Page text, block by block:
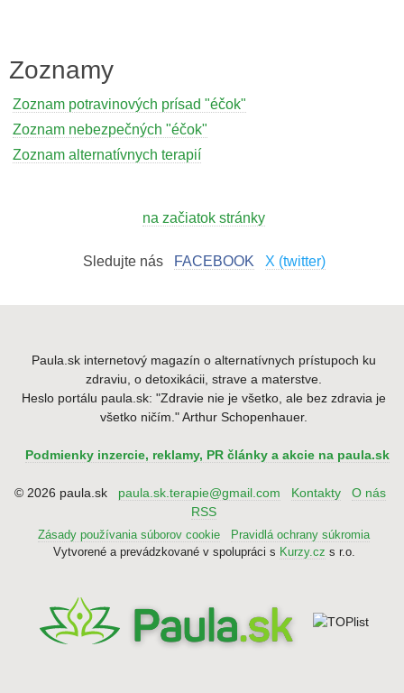
Zoznamy
Zoznam potravinových prísad "éčok"
Zoznam nebezpečných "éčok"
Zoznam alternatívnych terapií
na začiatok stránky
Sledujte nás FACEBOOK X (twitter)
Paula.sk internetový magazín o alternatívnych prístupoch ku
zdraviu, o detoxikácii, strave a materstve.
Heslo portálu paula.sk: "Zdravie nie je všetko, ale bez zdravia je
všetko ničím." Arthur Schopenhauer.
Podmienky inzercie, reklamy, PR články a akcie na paula.sk
© 2026 paula.sk paula.sk.terapie@gmail.com Kontakty
O nás
RSS
Zásady používania súborov cookie
Pravidlá ochrany súkromia
Vytvorené a prevádzkované v spolupráci s Kurzy.cz s r.o.